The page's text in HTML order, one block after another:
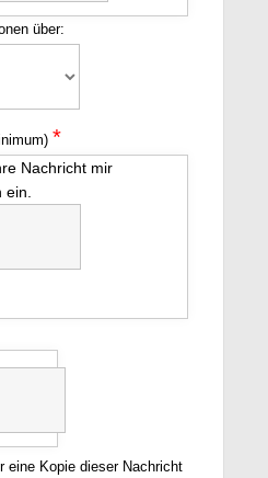
über:
*
Nachricht mir
eine Kopie dieser Nachricht